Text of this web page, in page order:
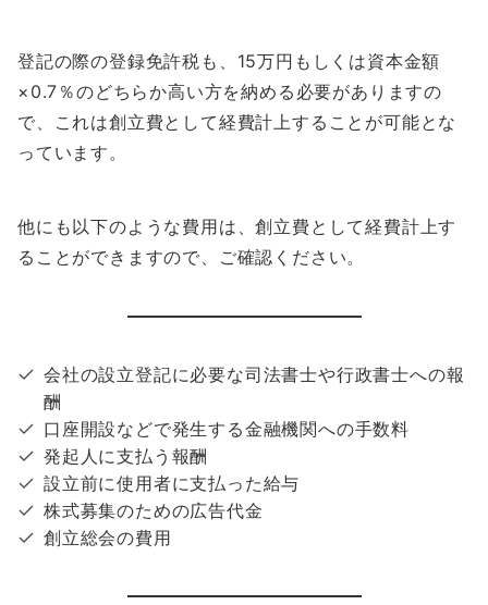
登記の際の登録免許税も、15万円もしくは資本金額
×0.7％のどちらか高い方を納める必要がありますの
で、これは創立費として経費計上することが可能とな
っています。
他にも以下のような費用は、創立費として経費計上す
ることができますので、ご確認ください。
会社の設立登記に必要な司法書士や行政書士への報
酬
口座開設などで発生する金融機関への手数料
発起人に支払う報酬
設立前に使用者に支払った給与
株式募集のための広告代金
創立総会の費用